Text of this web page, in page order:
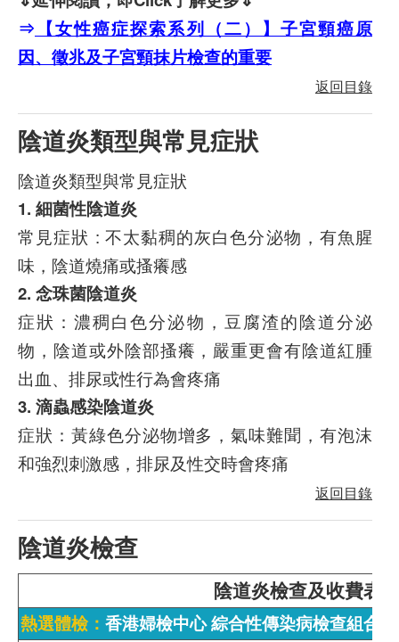
⇒ 【女性癌症探索系列（二）】子宮頸癌原
因、徵兆及子宮頸抹片檢查的重要
返回目錄
陰道炎類型與常見症狀
陰道炎類型與常見症狀
1. 細菌性陰道炎
常見症狀 : 不太黏稠的灰白色分泌物，有魚腥
味，陰道燒痛或搔癢感
2. 念珠菌陰道炎
症狀：濃稠白色分泌物，豆腐渣的陰道分泌
物，陰道或外陰部搔癢，嚴重更會有陰道紅腫
出血、排尿或性行為會疼痛
3. 滴蟲感染陰道炎
症狀：黃綠色分泌物增多，氣味難聞，有泡沫
和強烈刺激感，排尿及性交時會疼痛
返回目錄
陰道炎檢查
陰道炎檢查及收費表
熱選體檢： 香港婦檢中心 綜合性傳染病檢查組合